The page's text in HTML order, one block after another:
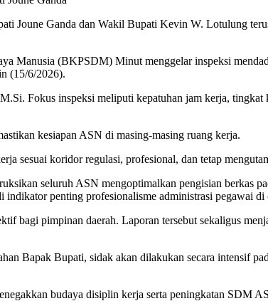
Joune Ganda dan Wakil Bupati Kevin W. Lotulung
Manusia (BKPSDM) Minut menggelar inspeksi
(15/6/2026).
Fokus inspeksi meliputi kepatuhan jam kerja, tingkat
kesiapan ASN di masing-masing ruang kerja.
sesuai koridor regulasi, profesional, dan tetap
seluruh ASN mengoptimalkan pengisian berkas
penting profesionalisme administrasi pegawai di
bagi pimpinan daerah. Laporan tersebut sekaligus
Bapak Bupati, sidak akan dilakukan secara intensif
budaya disiplin kerja serta peningkatan SDM